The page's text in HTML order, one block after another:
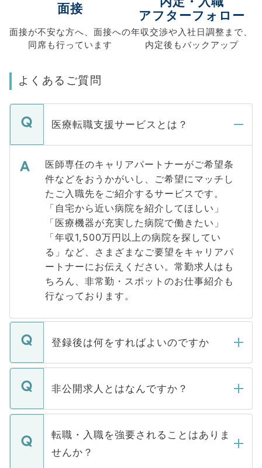
面接
面接が不安な方へ、 面接への
同席も行っています
アフターフォロー
年収交渉や入社日調整まで、
内定後もバックアップ
よくあるご質問
医療転職支援サービスとは？
医師専任のキャリアパートナーがご希望条
件などをおうかがいし、ご希望にマッチし
たご入職先をご紹介するサービスです。
「自宅から近い病院を紹介してほしい」
「医療機器が充実した病院で働きたい」
「年収1,500万円以上の病院を探してい
る」など、さまざまなご要望をキャリアパ
ートナーにお伝えください。常勤求人はも
ちろん、非常勤・スポットのお仕事紹介も
行なっております。
登録後は何をすればよいのですか
ご登録いただきましたら、弊社担当者がご
登録内容を確認し、その後メールもしくは
ます。通常、5営業日以内にはご連絡をせて
いただきますので、しばらくお待ちくださ
非公開求人とはなんですか？
マイナビDOCTORで取り扱っている求人の
うち約3割は、Webサイトからご覧いただ
けない「非公開求人」です。非公開求人は
下記の理由によって、一般には公開してい
転職・入職を強要されることはありま
せんか？